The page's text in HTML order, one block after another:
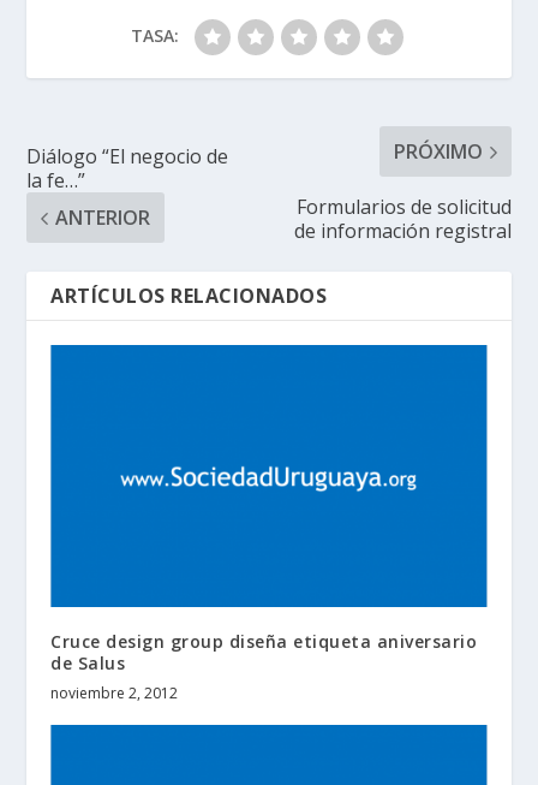
TASA:
Diálogo “El negocio de
la fe…”
ANTERIOR
PRÓXIMO
Formularios de solicitud
de información registral
ARTÍCULOS RELACIONADOS
Cruce design group diseña etiqueta aniversario
de Salus
noviembre 2, 2012